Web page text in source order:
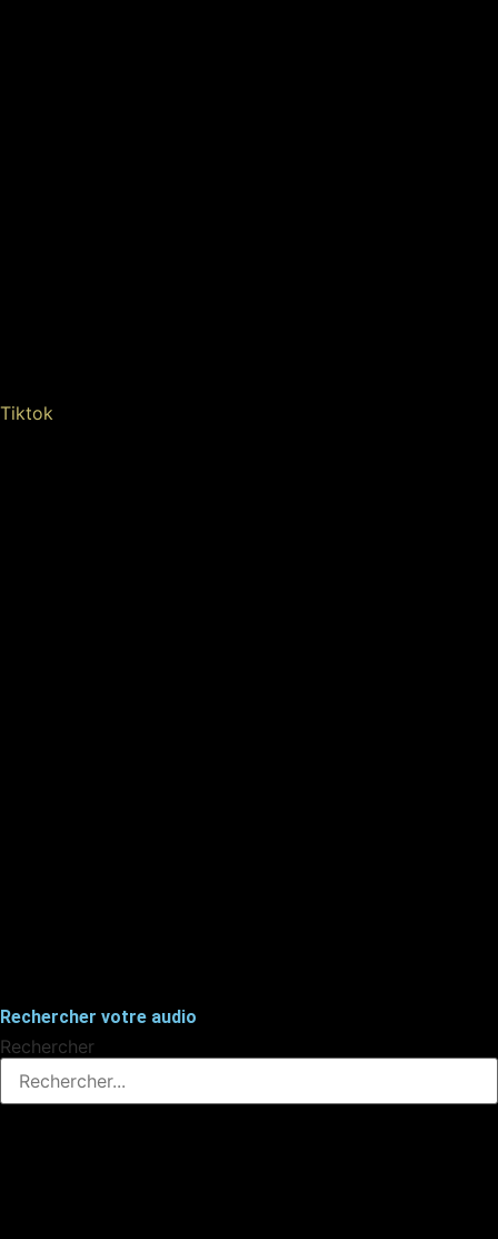
Tiktok
Rechercher votre audio
Rechercher